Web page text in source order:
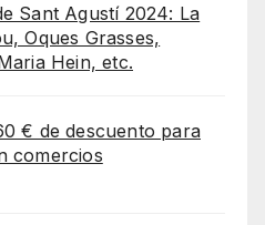
Sant Agustí 2024: La
Oques Grasses,
Hein, etc.
€ de descuento para
comercios